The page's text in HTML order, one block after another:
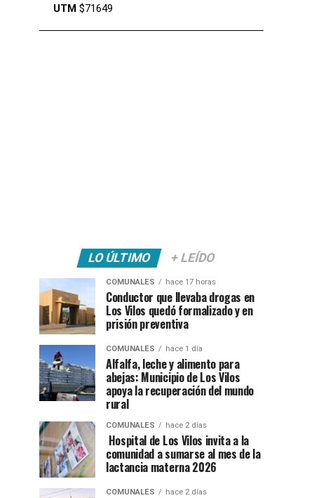
UTM $71649
LO ÚLTIMO + LEÍDO
COMUNALES hace 17 horas
Conductor que llevaba drogas en
Los Vilos quedó formalizado y en
prisión preventiva
COMUNALES hace 1 día
Alfalfa, leche y alimento para
abejas: Municipio de Los Vilos
apoya la recuperación del mundo
rural
COMUNALES hace 2 días
Hospital de Los Vilos invita a la
comunidad a sumarse al mes de la
lactancia materna 2026
COMUNALES hace 2 días